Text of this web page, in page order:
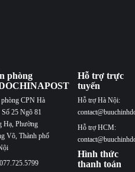
phòng
CPN Hà
25 Ngõ 81
Hạ, Phường
Võ, Thành phố
Hỗ trợ trực
tuyến
Hỗ trợ Hà Nội:
Hỗ trợ HCM:
Hình thức
thanh toán